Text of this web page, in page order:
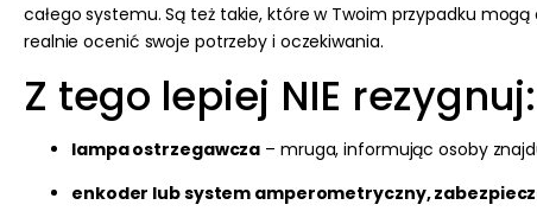
całego systemu.Są też takie, które w Twoim przypadku
realnie ocenić swoje potrzeby i oczekiwania.
Z tego lepiej NIE rezygnuj:
lampa ostrzegawcza – mruga, informując osoby
enkoder lub system amperometryczny,